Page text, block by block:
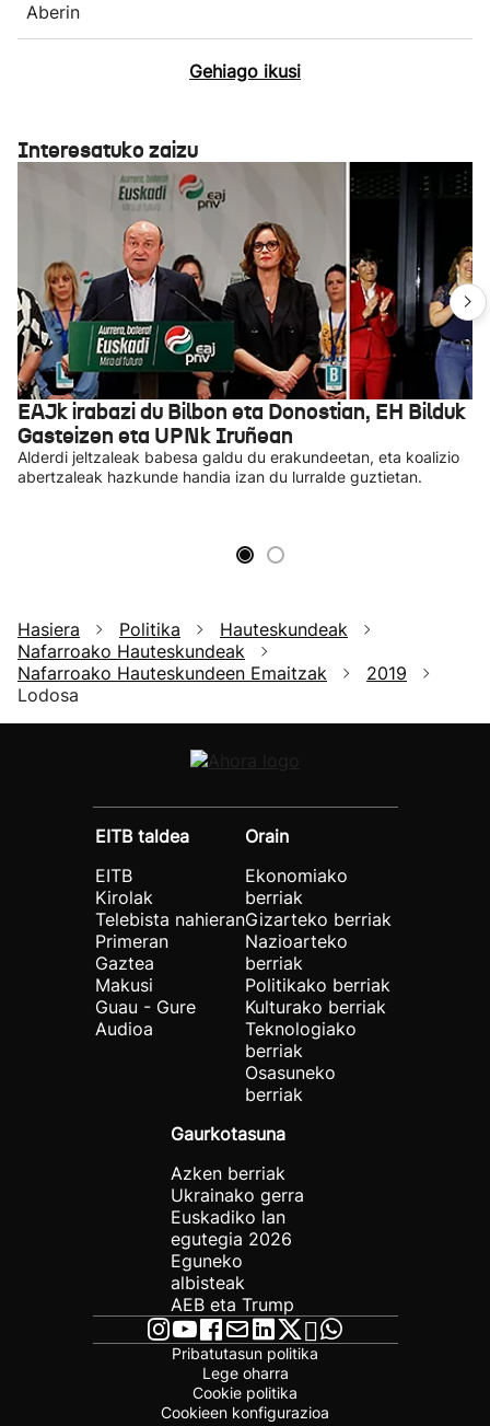
Aberin
Gehiago ikusi
Interesatuko zaizu
EAJk irabazi du Bilbon eta Donostian, EH Bilduk
Gasteizen eta UPNk Iruñean
Alderdi jeltzaleak babesa galdu du erakundeetan, eta koalizio
abertzaleak hazkunde handia izan du lurralde guztietan.
Hasiera Politika
Hauteskundeak
Nafarroako Hauteskundeak
Nafarroako Hauteskundeen Emaitzak
2019
Lodosa
EITB taldea
EITB
Kirolak
Telebista nahieran
Primeran
Gaztea
Makusi
Guau - Gure
Audioa
Orain
Ekonomiako
berriak
Gizarteko berriak
Nazioarteko
berriak
Politikako berriak
Kulturako berriak
Teknologiako
berriak
Osasuneko
berriak
Gaurkotasuna
Azken berriak
Ukrainako gerra
Euskadiko lan
egutegia 2026
Eguneko
albisteak
AEB eta Trump
Pribatutasun politika
Lege oharra
Cookie politika
Cookieen konfigurazioa